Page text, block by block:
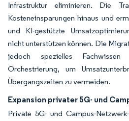
Infrastruktur eliminieren. Die
Kosteneinsparungen hinaus und
und KI-gestützte
nicht unterstützen können. Die
jedoch spezielles
Orchestrierung, um
Übergangszeiten zu vermeiden.
Expansion privater 5G- und
Private 5G- und Campus-